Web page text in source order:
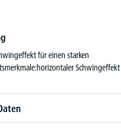
für einen starken